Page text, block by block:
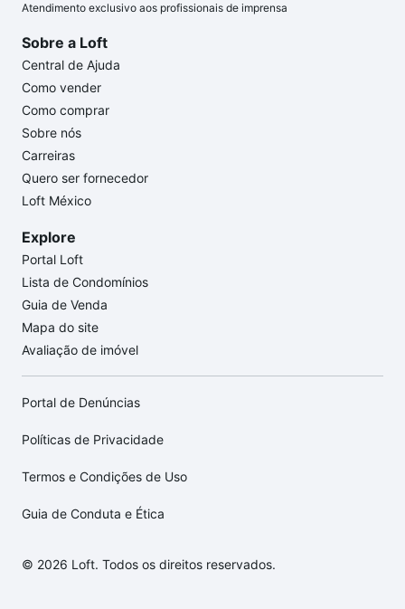
Atendimento exclusivo aos profissionais de imprensa
Sobre a Loft
Central de Ajuda
Como vender
Como comprar
Sobre nós
Carreiras
Quero ser fornecedor
Loft México
Explore
Portal Loft
Lista de Condomínios
Guia de Venda
Mapa do site
Avaliação de imóvel
Portal de Denúncias
Políticas de Privacidade
Termos e Condições de Uso
Guia de Conduta e Ética
© 2026 Loft. Todos os direitos reservados.